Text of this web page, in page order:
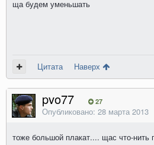
ща будем уменьшать
Цитата Наверх
pvo77 27
Опубликовано: 28 марта 2013
тоже большой плакат.... щас что-